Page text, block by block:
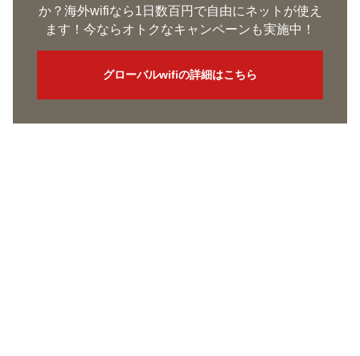
か？海外wifiなら1日数百円で自由にネットが使え
ます！今ならオトクなキャンペーンも実施中！
グローバルwifiの詳細はこちら